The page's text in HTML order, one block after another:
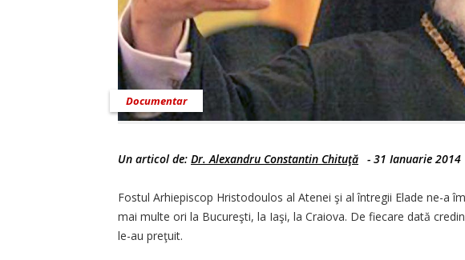
Documentar
Un articol de: Dr. Alexandru Constantin Chituţă - 31 Ianuarie 2014
Fostul Arhiepiscop Hristodoulos al Atenei şi al întregii Elade ne-a
mai multe ori la Bucureşti, la Iaşi, la Craiova. De fiecare dată
le-au preţuit.